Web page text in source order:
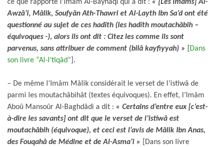
ce que rapporte l’Imâm Al-Bayhaqi qui a dit : « [Les imâms] Al-
Awzâ’i, Mâlik, Soufyân Ath-Thawri et Al-Layth Ibn Sa’d ont été
questionné au sujet de ces hadîth (les hadîth moutachâbih –
équivoques -), alors ils ont dit : Citez les comme ils sont
parvenus, sans attribuer de comment (bilâ kayfiyyah) »
Dans
son livre “Al-I’tiqâd” ].
– De même l’Imâm Mâlik considérait le verset de l’istiwâ de
parmi les moutachâbihât (textes équivoques). En effet, l’Imâm
Aboû Mansoûr Al-Baghdâdi a dit : « Certains d’entre eux [c’est-
à-dire les savants] ont dit que le verset de l’istiwâ est
moutachâbih (équivoque), et ceci est l’avis de Mâlik Ibn Anas,
des Fouqahâ de Médine et de Al-Asma’i »
[Dans son livre